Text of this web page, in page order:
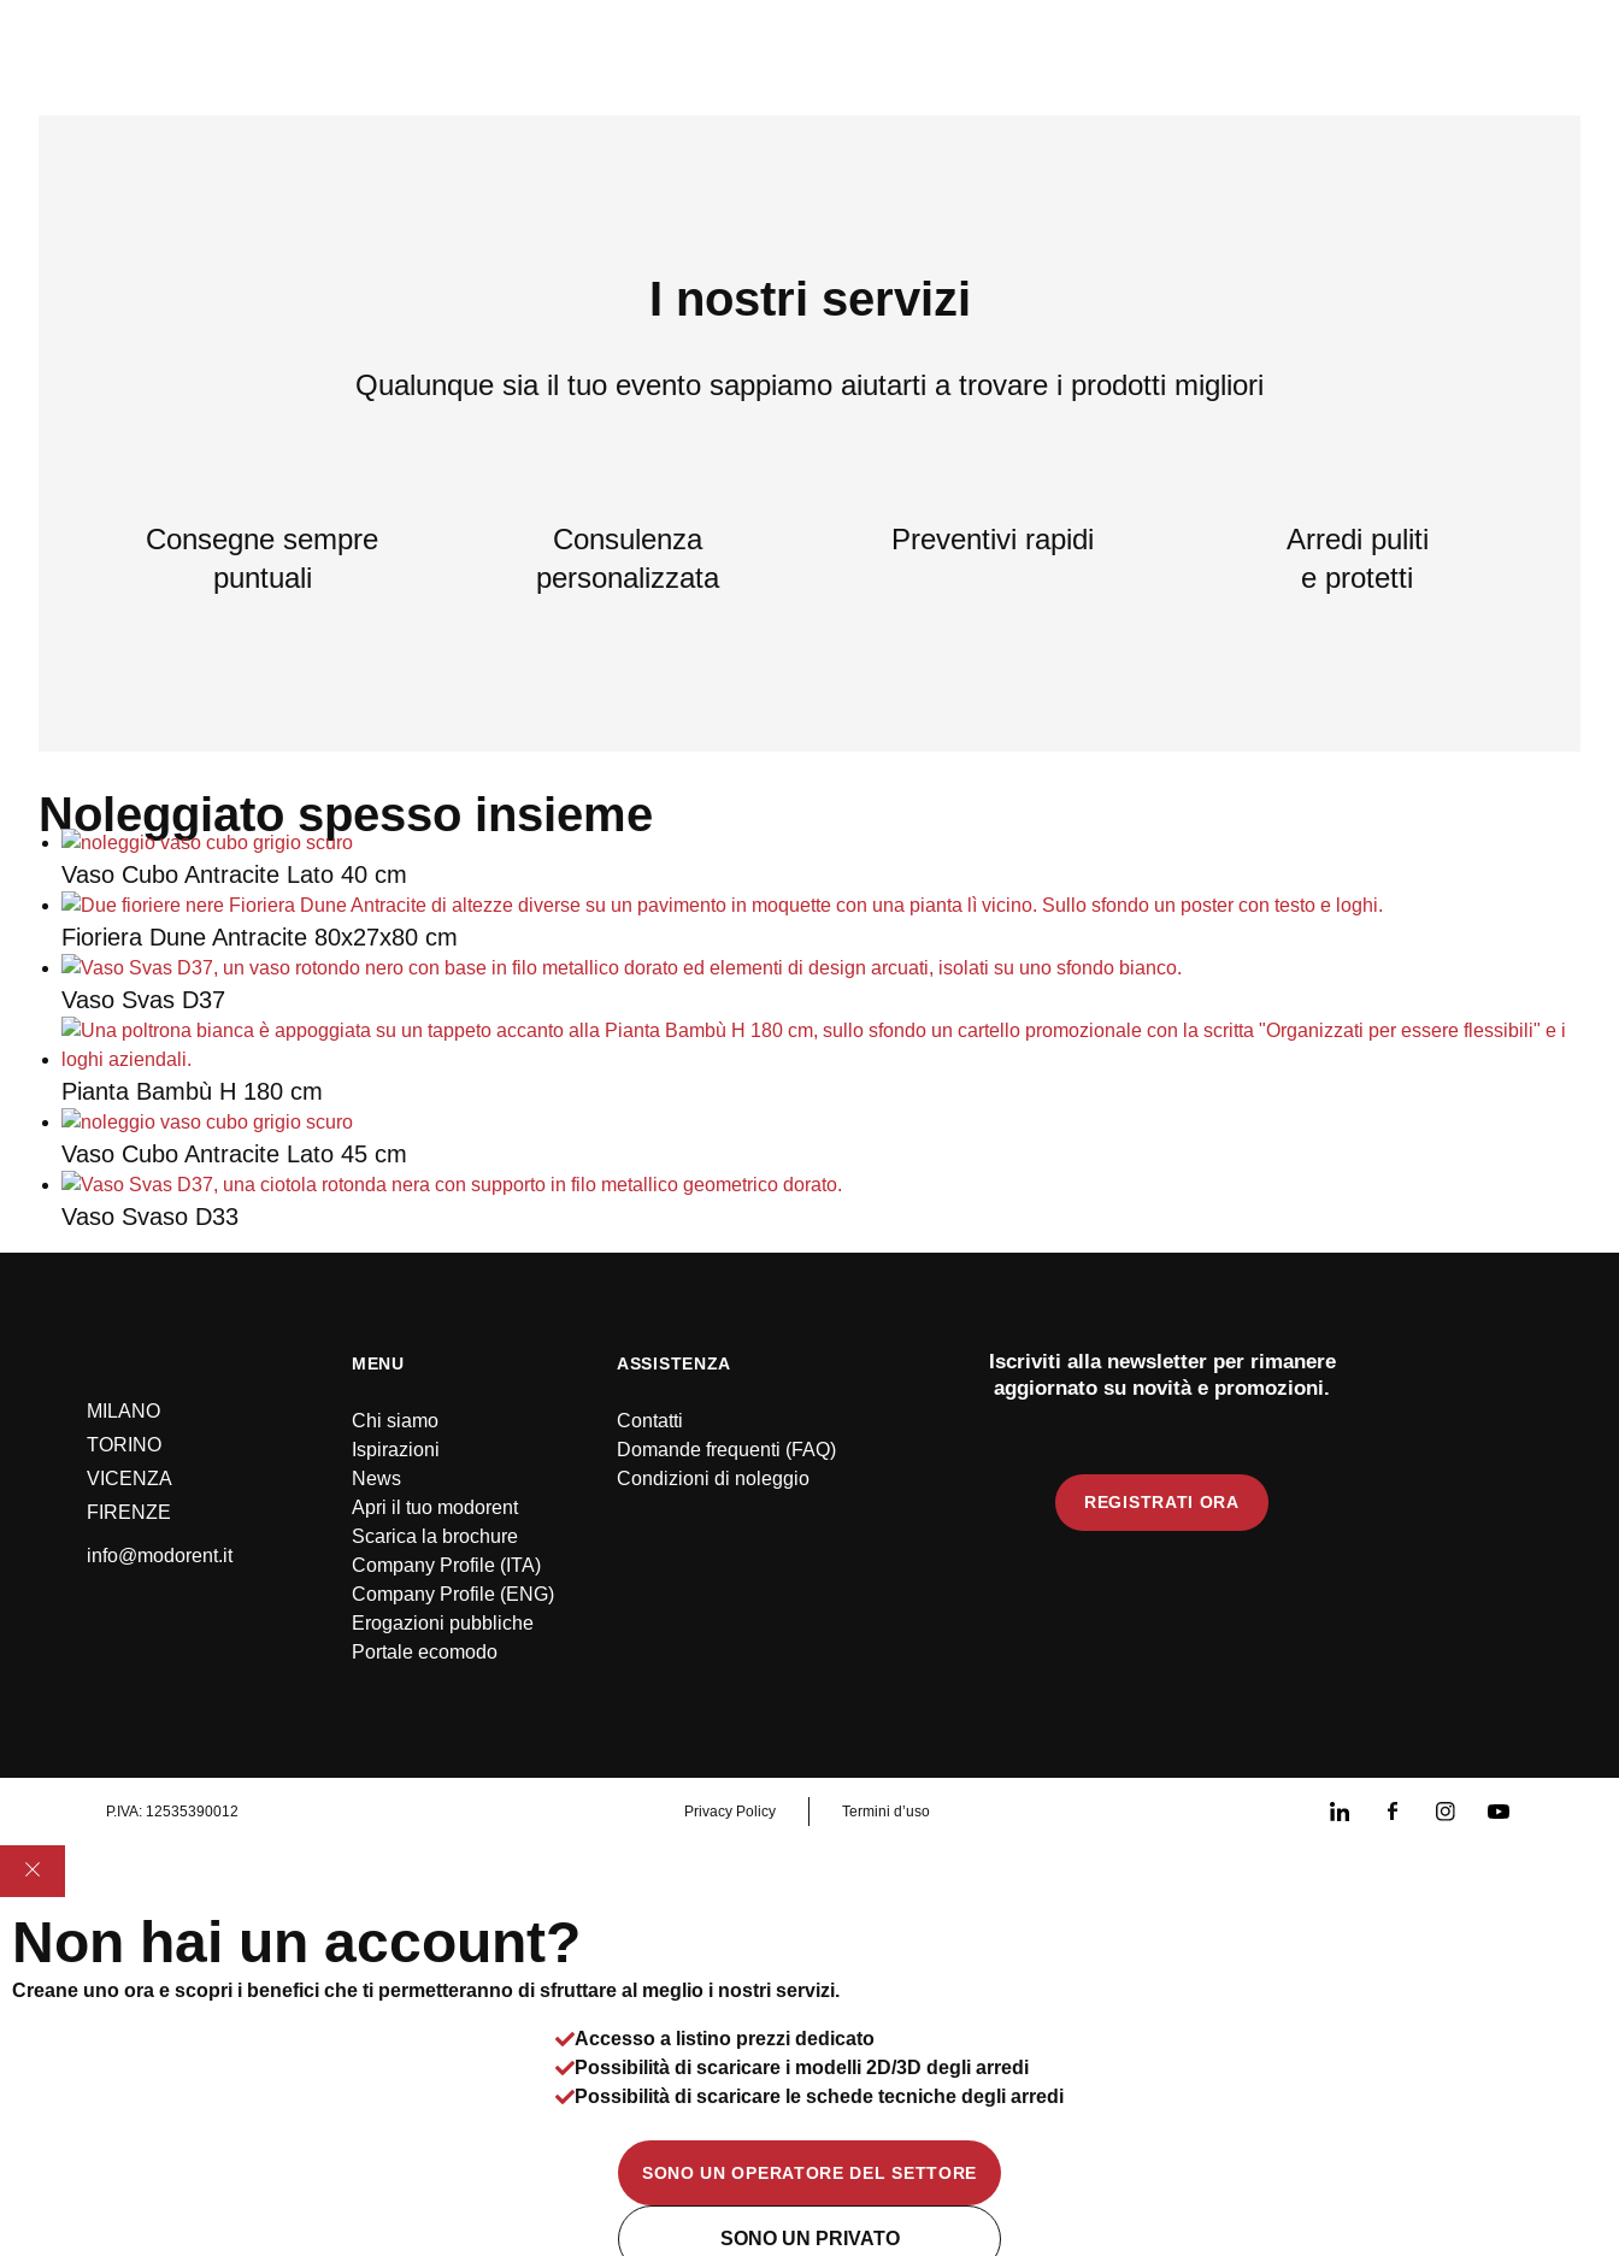
I nostri servizi
Qualunque sia il tuo evento sappiamo aiutarti a trovare i prodotti migliori
Consegne sempre
puntuali
Consulenza
personalizzata
Preventivi rapidi
Arredi puliti
e protetti
Noleggiato spesso insieme
Vaso Cubo Antracite Lato 40 cm
Fioriera Dune Antracite 80x27x80 cm
Vaso Svas D37
Pianta Bambù H 180 cm
Vaso Cubo Antracite Lato 45 cm
Vaso Svaso D33
MILANO
TORINO
VICENZA
FIRENZE
info@modorent.it
MENU
Chi siamo
Ispirazioni
News
Apri il tuo modorent
Scarica la brochure
Company Profile (ITA)
Company Profile (ENG)
Erogazioni pubbliche
Portale ecomodo
ASSISTENZA
Contatti
Domande frequenti (FAQ)
Condizioni di noleggio
Iscriviti alla newsletter per rimanere
aggiornato su novità e promozioni.
REGISTRATI ORA
P.IVA: 12535390012 Privacy Policy Termini d’uso
Non hai un account?
Creane uno ora e scopri i benefici che ti permetteranno di sfruttare al meglio i nostri servizi.
Accesso a listino prezzi dedicato
Possibilità di scaricare i modelli 2D/3D degli arredi
Possibilità di scaricare le schede tecniche degli arredi
SONO UN OPERATORE DEL SETTORE
SONO UN PRIVATO